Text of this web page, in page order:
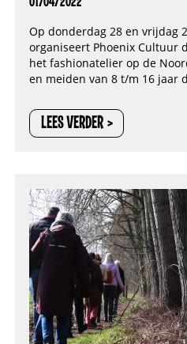
Op donderdag 28 en vrijdag
organiseert Phoenix Cultuur
het fashionatelier op de
en meiden van 8 t/m 16 jaar
LEES VERDER